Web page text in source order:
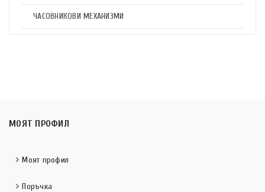
ЧАСОВНИКОВИ МЕХАНИЗМИ
МОЯТ ПРОФИЛ
Моят профил
Поръчка